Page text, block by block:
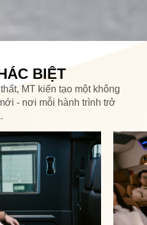
BIỆT
MT kiến tạo một không
- nơi mỗi hành trình trở